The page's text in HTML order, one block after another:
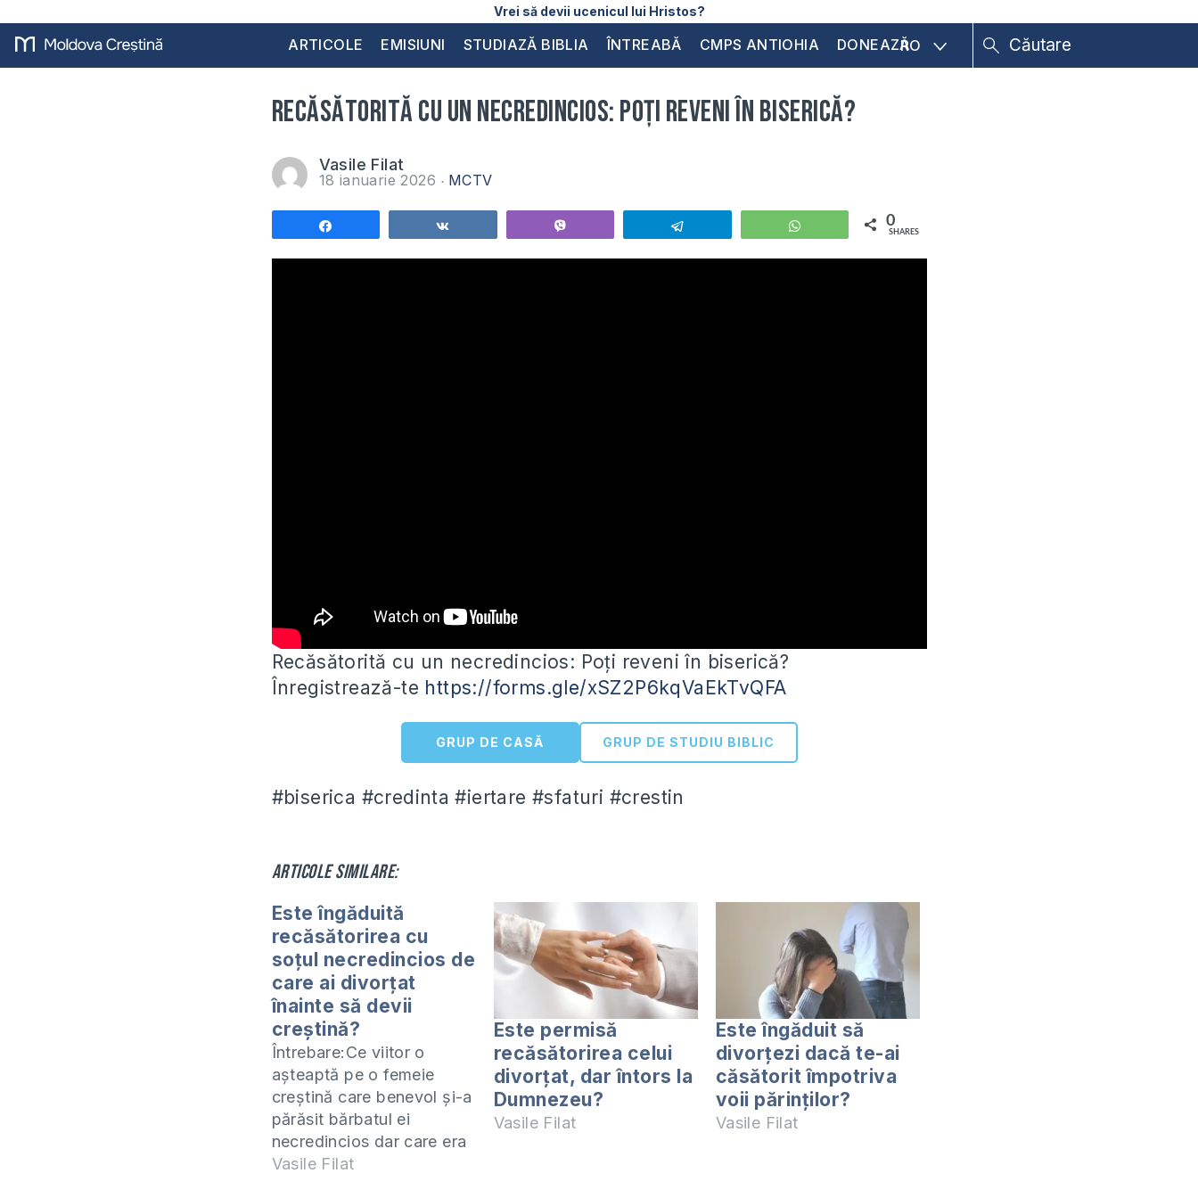
Vrei să devii ucenicul lui Hristos?
ARTICOLE EMISIUNI STUDIAZĂ BIBLIA ÎNTREABĂ CMPS ANTIOHIA DONEAZĂRO
Recăsătorită cu un necredincios: Poți reveni în biserică?
Vasile Filat
18 ianuarie 2026 MCTV
WhatsApp 0
SHARES
Recăsătorită cu un necredincios: Poți reveni în biserică?
Înregistrează-te https://forms.gle/xSZ2P6kqVaEkTvQFA
GRUP DE CASĂ GRUP DE STUDIU BIBLIC
#biserica #credinta #iertare #sfaturi #crestin
Articole similare:
Este îngăduită
recăsătorirea cu
soțul necredincios de
care ai divorțat
înainte să devii
creștină?
Întrebare:Ce viitor o
așteaptă pe o femeie
creștină care benevol și-a
părăsit bărbatul ei
necredincios dar care era
bun cu ea și dorea să
Vasile Filat
Este permisă
recăsătorirea celui
divorțat, dar întors la
Dumnezeu?
Vasile Filat
Este îngăduit să
divorțezi dacă te-ai
căsătorit împotriva
voii părinților?
Vasile Filat